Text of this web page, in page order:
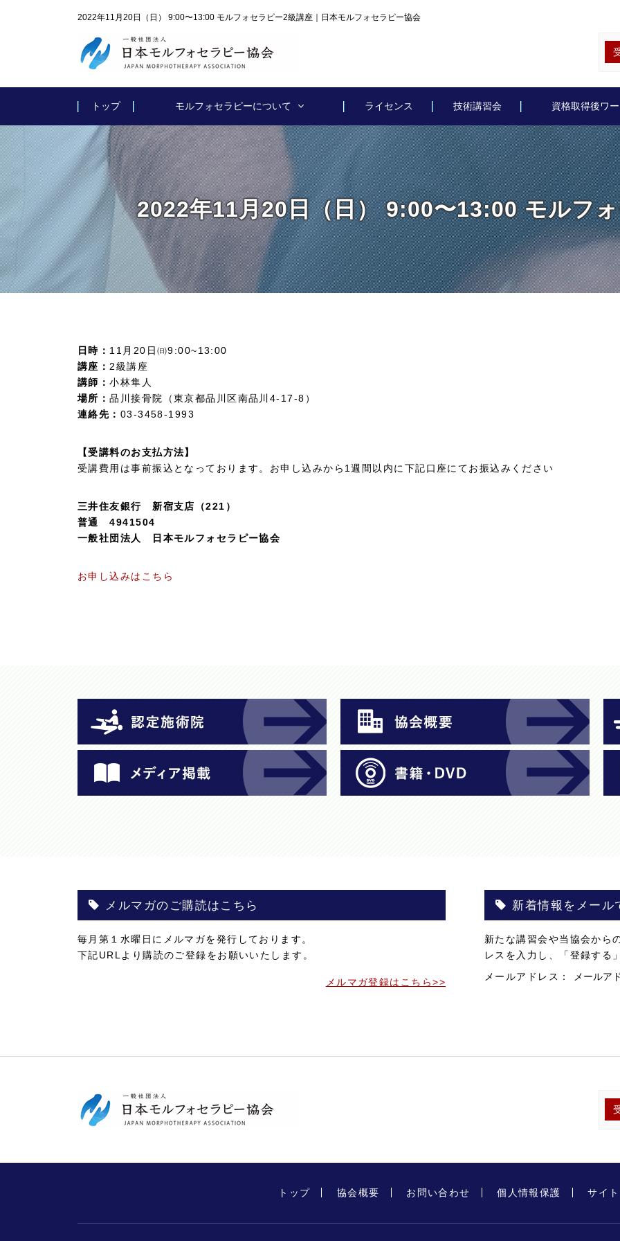
2022年11月20日（日） 9:00〜13:00 モルフォセラピー2級講座｜日本モルフォセラピー協会
トップ モルフォセラピーについて ライセンス 技術講習会 資格取得後ワー
2022年11月20日（日） 9:00〜13:00 モルフ
日時： 11月20日㈰9:00~13:00
講座： 2級講座
講師：小林隼人
場所：品川接骨院（東京都品川区南品川4-17-8）
連絡先： 03-3458-1993
【受講料のお支払方法】
受講費用は事前振込となっております。お申し込みから1週間以内に下記口座にてお振込みください
三井住友銀行 新宿支店（221）
普通 4941504
一般社団法人 日本モルフォセラピー協会
お申し込みはこちら
メルマガのご購読はこちら
毎月第１水曜日にメルマガを発行しております。
下記URLより購読のご登録をお願いいたします。
メルマガ登録はこちら>>
新着情報をメール
新たな講習会や当協会から
レスを入力し、「登録する
メールアドレス：
トップ 協会概要 お問い合わせ 個人情報保護 サイ